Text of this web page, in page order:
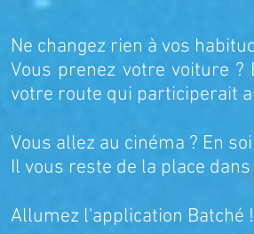
Ne changez rien à vos
Vous prenez votre voiture
votre route qui participerait
Vous allez au cinéma ? En
Il vous reste de la place
Allumez l'application Batché